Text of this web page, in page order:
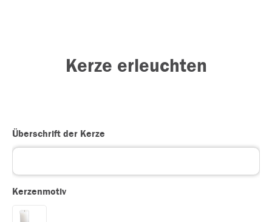
Kerze erleuchten
Überschrift der Kerze
Kerzenmotiv